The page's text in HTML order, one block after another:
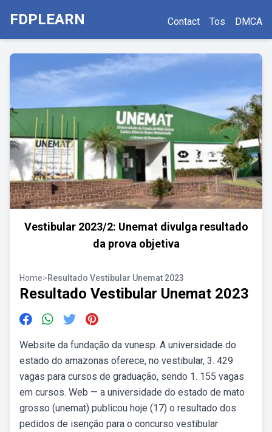
FDPLEARN Contact Tos DMCA
Vestibular 2023/2: Unemat divulga resultado
da prova objetiva
Home>Resultado Vestibular Unemat 2023
Resultado Vestibular Unemat 2023
Website da fundação da vunesp. A universidade do
estado do amazonas oferece, no vestibular, 3. 429
vagas para cursos de graduação, sendo 1. 155 vagas
em cursos. Web — a universidade do estado de mato
grosso (unemat) publicou hoje (17) o resultado dos
pedidos de isenção para o concurso vestibular